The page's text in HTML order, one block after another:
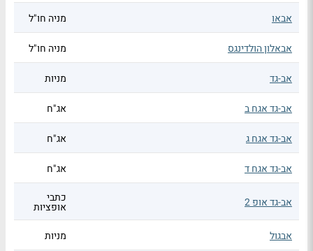
אבאו מניה חו"ל
אבאלון הולדינגס מניה חו"ל
אב-גד מניות
אב-גד אגח ב אג"ח
אב-גד אגח ג אג"ח
אב-גד אגח ד אג"ח
אב-גד אופ 2 כתבי
אופציות
אבגול
מניות